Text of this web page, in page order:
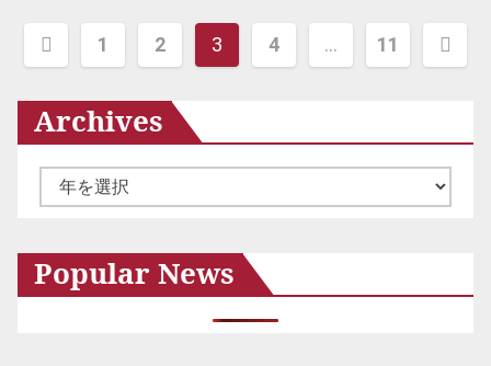
投
の
ペ
ー
送
1 2 3 4 … 11
Archives
ー
イ
ブ
Popular News